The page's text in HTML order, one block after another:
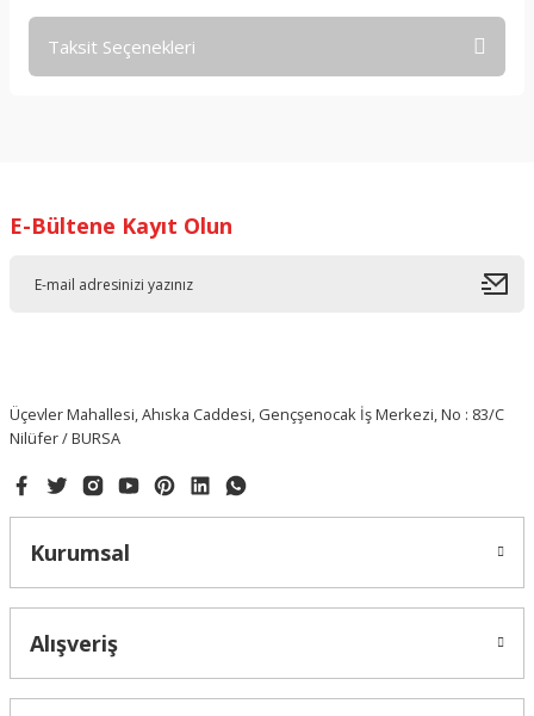
Taksit Seçenekleri
E-Bültene Kayıt Olun
Üçevler Mahallesi, Ahıska Caddesi, Gençşenocak İş Merkezi, No : 83/C
Nilüfer / BURSA
Kurumsal
Alışveriş